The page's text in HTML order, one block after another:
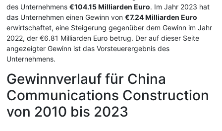
des Unternehmens €104.15 Milliarden Euro. Im Jahr 2023 hat
das Unternehmen einen Gewinn von €7.24 Milliarden Euro
erwirtschaftet, eine Steigerung gegenüber dem Gewinn im Jahr
2022, der €6.81 Milliarden Euro betrug. Der auf dieser Seite
angezeigter Gewinn ist das Vorsteuerergebnis des
Unternehmens.
Gewinnverlauf für China
Communications Construction
von 2010 bis 2023